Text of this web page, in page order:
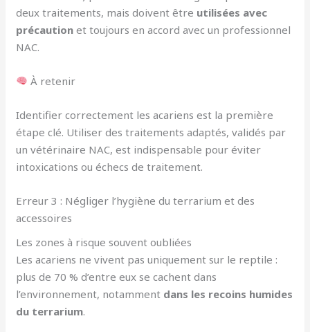
deux traitements, mais doivent être utilisées avec
précaution et toujours en accord avec un professionnel
NAC.
À retenir
Identifier correctement les acariens est la première
étape clé. Utiliser des traitements adaptés, validés par
un vétérinaire NAC, est indispensable pour éviter
intoxications ou échecs de traitement.
Erreur 3 : Négliger l’hygiène du terrarium et des
accessoires
Les zones à risque souvent oubliées
Les acariens ne vivent pas uniquement sur le reptile :
plus de 70 % d’entre eux se cachent dans
l’environnement, notamment dans les recoins humides
du terrarium.